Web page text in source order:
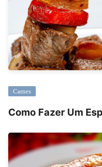
Carnes
Como Fazer Um